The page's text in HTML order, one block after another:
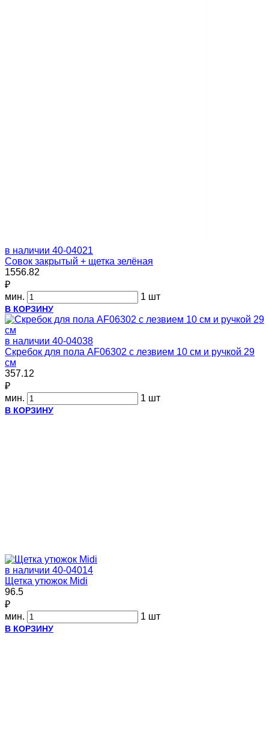
в наличии 40-04021
Совок закрытый + щетка зелёная
1556.82
₽
мин.
1 шт
В КОРЗИНУ
в наличии 40-04038
Скребок для пола AF06302 с лезвием 10 см и ручкой 29
см
357.12
₽
мин.
1 шт
В КОРЗИНУ
в наличии 40-04014
Щетка утюжок Midi
96.5
₽
мин.
1 шт
В КОРЗИНУ